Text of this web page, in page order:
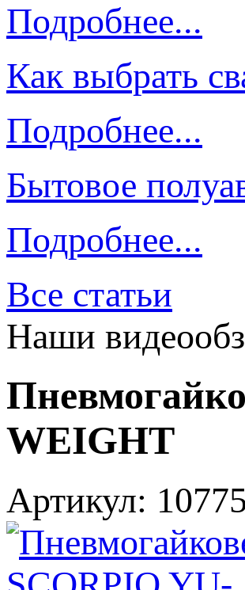
Подробнее...
Как выбрать
Подробнее...
Бытовое
Подробнее...
Все статьи
Наши
WEIGHT
Артикул: